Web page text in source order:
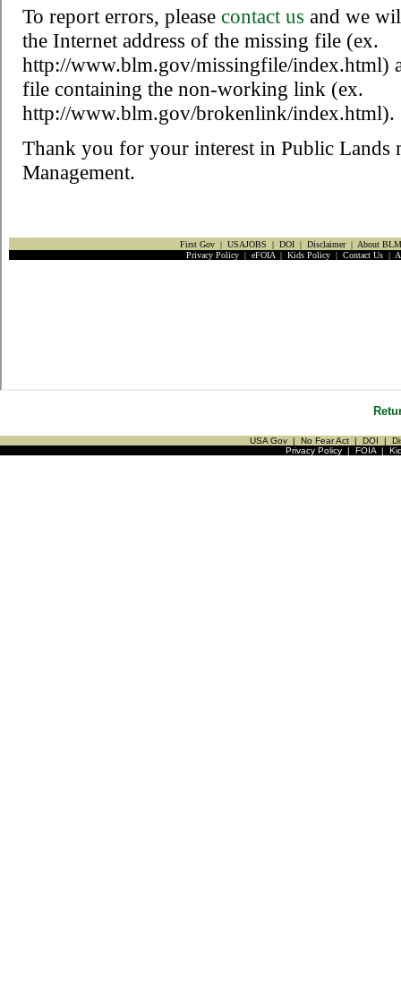
USA Gov | No Fear Act | DOI |
Privacy Policy| FOIA|